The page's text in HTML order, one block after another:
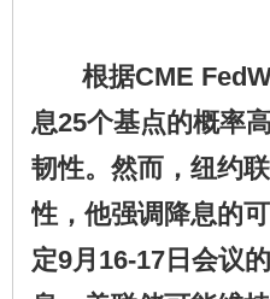
根据CME
息25个基点的概率
韧性。然而，纽约
性，他强调降息的
定9月16-17日会议